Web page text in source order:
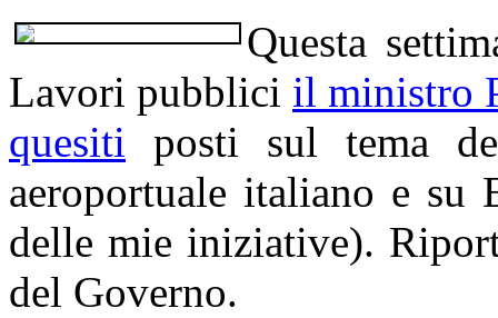
Questa
Lavori pubblici il ministro
quesiti posti sul tema
aeroportuale italiano e su
delle mie iniziative).
del Governo.